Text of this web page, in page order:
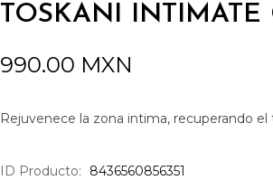
TOSKANI INTIMATE
990.00 MXN
Rejuvenece la zona intima, recuperando el
ID Producto: 8436560856351